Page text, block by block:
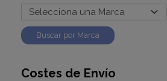
Costes de Envío